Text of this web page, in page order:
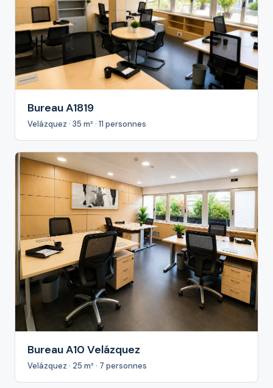
Bureau A1819
Velázquez · 35 m² · 11 personnes
Bureau A10 Velázquez
Velázquez · 25 m² · 7 personnes